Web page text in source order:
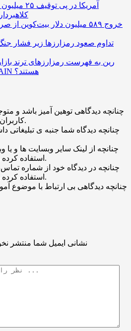
آمریکا در
خروج ۵۸۹ میلیون دلار بیت‌کوین
تداوم صعود رمزارزها زیر فشار
رین به فهرست رمزارزهای ترند
پشت صعود قیمت RAIN هستند؟
کاربران باشد تایید نخواهد شد.
استفاده کرده باشید تایید نخواهد شد.
استفاده کرده باشید تایید نخواهد شد.
چنانچه دیدگاهی بی ارتباط با موضوع
نشانی ایمیل شما منتشر